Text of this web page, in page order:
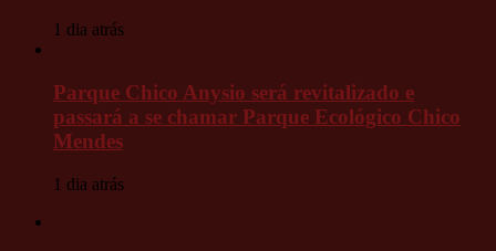
1 dia atrás
Parque Chico Anysio será revitalizado e
passará a se chamar Parque Ecológico Chico
Mendes
1 dia atrás